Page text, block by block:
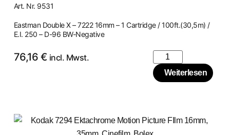
Art. Nr. 9531
Eastman Double X – 7222 16mm – 1 Cartridge / 100ft.(30,5m) /
E.I. 250 – D-96 BW-Negative
76,16 € incl. Mwst.
Weiterlesen